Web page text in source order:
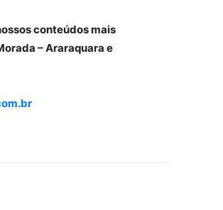
conteúdos mais
– Araraquara e